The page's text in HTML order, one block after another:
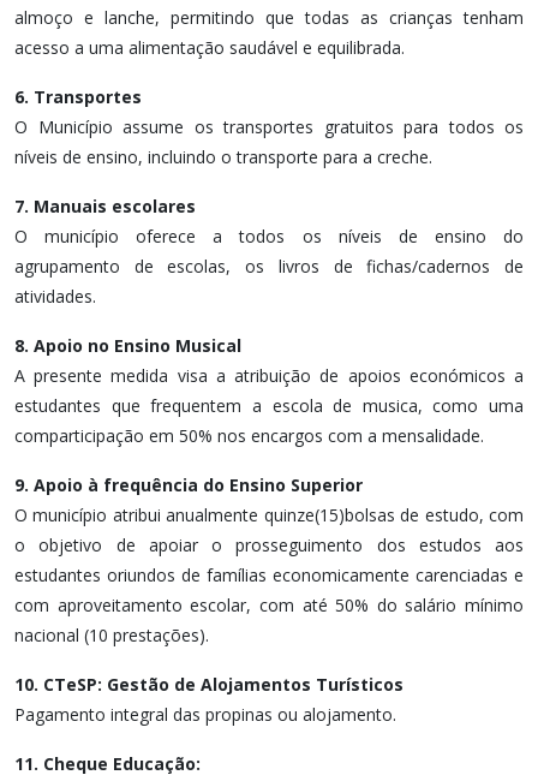
almoço e lanche, permitindo que todas as crianças tenham
acesso a uma alimentação saudável e equilibrada.
6. Transportes
O Município assume os transportes gratuitos para todos os
níveis de ensino, incluindo o transporte para a creche.
7. Manuais escolares
O município oferece a todos os níveis de ensino do
agrupamento de escolas, os livros de fichas/cadernos de
atividades.
8. Apoio no Ensino Musical
A presente medida visa a atribuição de apoios económicos a
estudantes que frequentem a escola de musica, como uma
comparticipação em 50% nos encargos com a mensalidade.
9. Apoio à frequência do Ensino Superior
O município atribui anualmente quinze(15)bolsas de estudo, com
o objetivo de apoiar o prosseguimento dos estudos aos
estudantes oriundos de famílias economicamente carenciadas e
com aproveitamento escolar, com até 50% do salário mínimo
nacional (10 prestações).
10. CTeSP: Gestão de Alojamentos Turísticos
Pagamento integral das propinas ou alojamento.
11. Cheque Educação: